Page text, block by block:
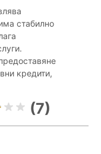
стабилно
кредити,
(7)